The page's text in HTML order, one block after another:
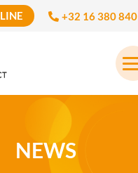
+32 16 380 840
NEWS